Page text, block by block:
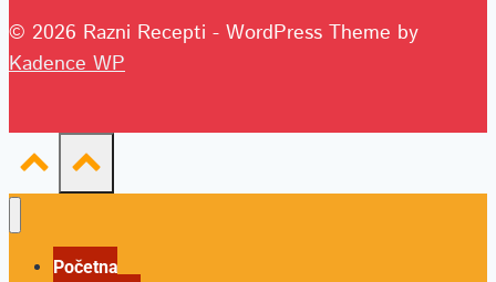
© 2026 Razni Recepti - WordPress Theme by
Kadence WP
Početna